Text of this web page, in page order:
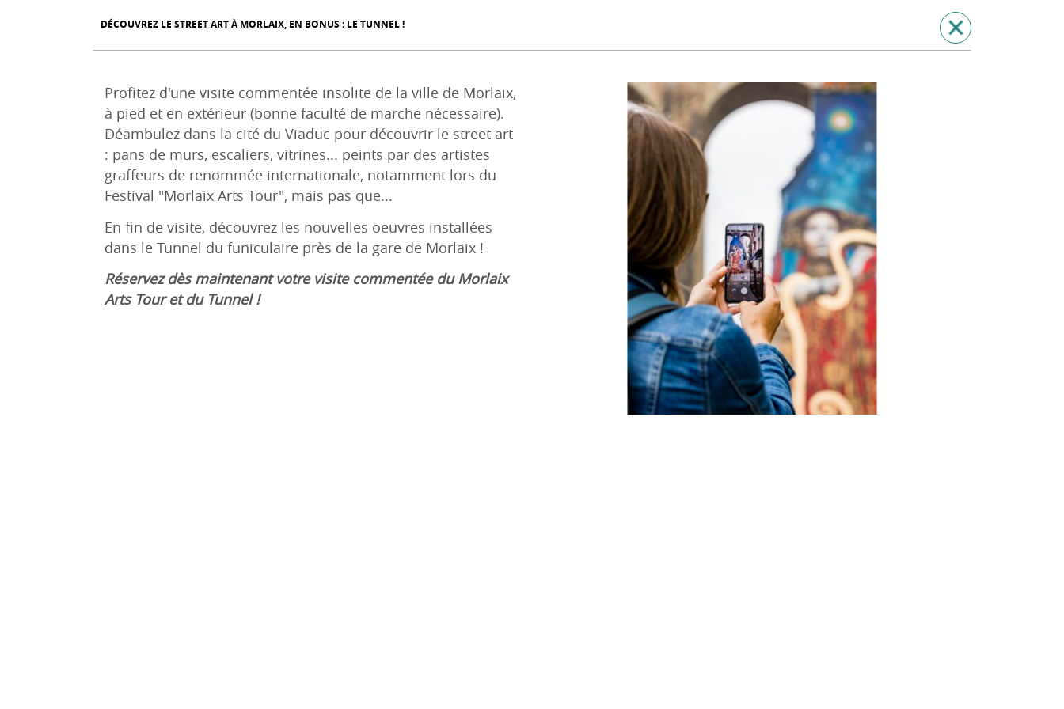
DÉCOUVREZ LE STREET ART À MORLAIX, EN BONUS : LE TUNNEL !
Profitez d'une visite commentée insolite de la ville de Morlaix,
à pied et en extérieur (bonne faculté de marche nécessaire).
Déambulez dans la cité du Viaduc pour découvrir le street art
: pans de murs, escaliers, vitrines... peints par des artistes
graffeurs de renommée internationale, notamment lors du
Festival "Morlaix Arts Tour", mais pas que...
En fin de visite, découvrez les nouvelles oeuvres installées
dans le Tunnel du funiculaire près de la gare de Morlaix !
Réservez dès maintenant votre visite commentée du Morlaix
Arts Tour et du Tunnel !